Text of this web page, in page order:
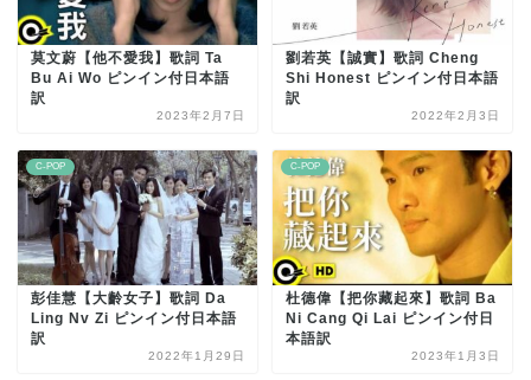
莫文蔚【他不愛我】歌詞 Ta
Bu Ai Wo ピンイン付日本語
訳
2023年2月7日
劉若英【誠實】歌詞 Cheng
Shi Honest ピンイン付日本語
訳
2022年2月3日
C-POP
彭佳慧【大齡女子】歌詞 Da
Ling Nv Zi ピンイン付日本語
訳
2022年1月29日
C-POP
杜德偉【把你藏起來】歌詞 Ba
Ni Cang Qi Lai ピンイン付日
本語訳
2023年1月3日